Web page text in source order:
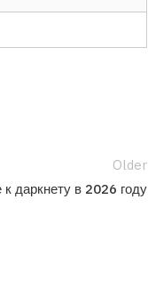
Older
даркнету в 2026 году